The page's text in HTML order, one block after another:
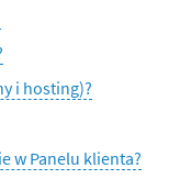
i hosting)?
w Panelu klienta?